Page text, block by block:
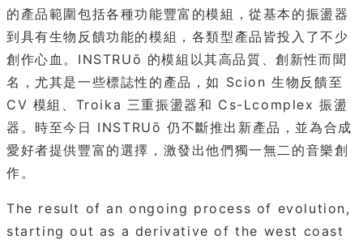
的產品範圍包括各種功能豐富的模組，從基本的振盪器
到具有生物反饋功能的模組，各類型產品皆投入了不少
創作心血。INSTRUō 的模組以其高品質、創新性而聞
名，尤其是一些標誌性的產品，如 Scion 生物反饋至
CV 模組、Troika 三重振盪器和 Cs-Lcomplex 振盪
器。時至今日 INSTRUō 仍不斷推出新產品，並為合成
愛好者提供豐富的選擇，激發出他們獨一無二的音樂創
作。
The result of an ongoing process of evolution,
starting out as a derivative of the west coast